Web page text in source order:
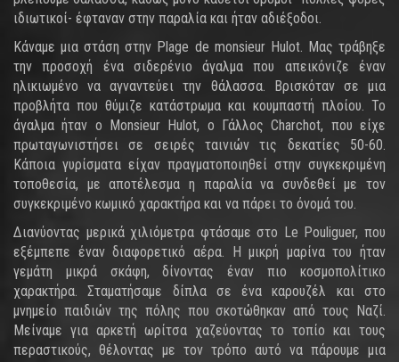
ιδιωτικοί- έφταναν στην παραλία και ήταν αδιέξοδοι.
Κάναμε μια στάση στην Plage de monsieur Hulot. Μας τράβηξε
την προσοχή ένα σιδερένιο άγαλμα που απεικόνιζε έναν
ηλικιωμένο να αγναντεύει την θάλασσα. Βρισκόταν σε μια
προβλήτα που θύμιζε κατάστρωμα και κουμπαστή πλοίου. Το
άγαλμα ήταν ο Monsieur Hulot, o Γάλλος Charchot, που είχε
πρωταγωνιστήσει σε σειρές ταινιών τις δεκατίες 50-60.
Κάποια γυρίσματα είχαν πραγματοποιηθεί στην συγκεκριμένη
τοποθεσία, με αποτέλεσμα η παραλία να συνδεθεί με τον
συγκεκριμένο κωμικό χαρακτήρα και να πάρει το όνομά του.
Διανύοντας μερικά χιλιόμετρα φτάσαμε στο Le Pouliguer, που
εξέμπεπε έναν διαφορετικό αέρα. Η μικρή μαρίνα του ήταν
γεμάτη μικρά σκάφη, δίνοντας έναν πιο κοσμοπολίτικο
χαρακτήρα. Σταματήσαμε δίπλα σε ένα καρουζέλ και στο
μνημείο παιδιών της πόλης που σκοτώθηκαν από τους Ναζί.
Μείναμε για αρκετή ωρίτσα χαζεύοντας το τοπίο και τους
περαστικούς, θέλοντας με τον τρόπο αυτό να πάρουμε μια